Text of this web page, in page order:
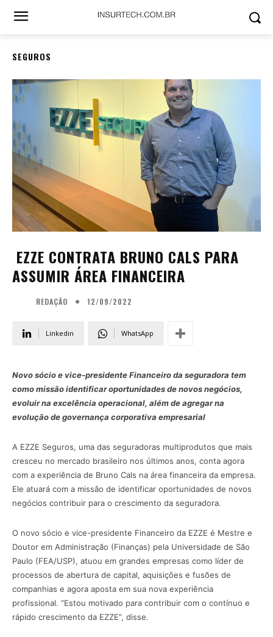
SEGUROS
EZZE CONTRATA BRUNO CALS PARA
ASSUMIR ÁREA FINANCEIRA
REDAÇÃO 12/09/2022
Linkedin WhatsApp
Novo sócio e vice-presidente Financeiro da seguradora tem
como missão identificar oportunidades de novos negócios,
evoluir na excelência operacional, além de agregar na
evolução de governança corporativa empresarial
A EZZE Seguros, uma das seguradoras multiprodutos que mais
cresceu no mercado brasileiro nos últimos anos, conta agora
com a experiência de Bruno Cals na área financeira da empresa.
Ele atuará com a missão de identificar oportunidades de novos
negócios contribuir para o crescimento da seguradora.
O novo sócio e vice-presidente Financeiro da EZZE é Mestre e
Doutor em Administração (Finanças) pela Universidade de São
Paulo (FEA/USP), atuou em grandes empresas como líder de
processos de abertura de capital, aquisições e fusões de
companhias e agora aposta em sua nova experiência
profissional. “Estou motivado para contribuir com o contínuo e
rápido crescimento da EZZE”, disse.